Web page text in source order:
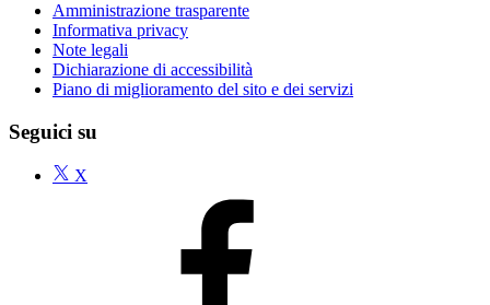
Amministrazione trasparente
Informativa privacy
Note legali
Dichiarazione di accessibilità
Piano di miglioramento del sito e dei servizi
Seguici su
X